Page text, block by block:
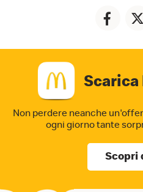
Scarica
Non perdere neanche
ogni giorno tante
Scopri